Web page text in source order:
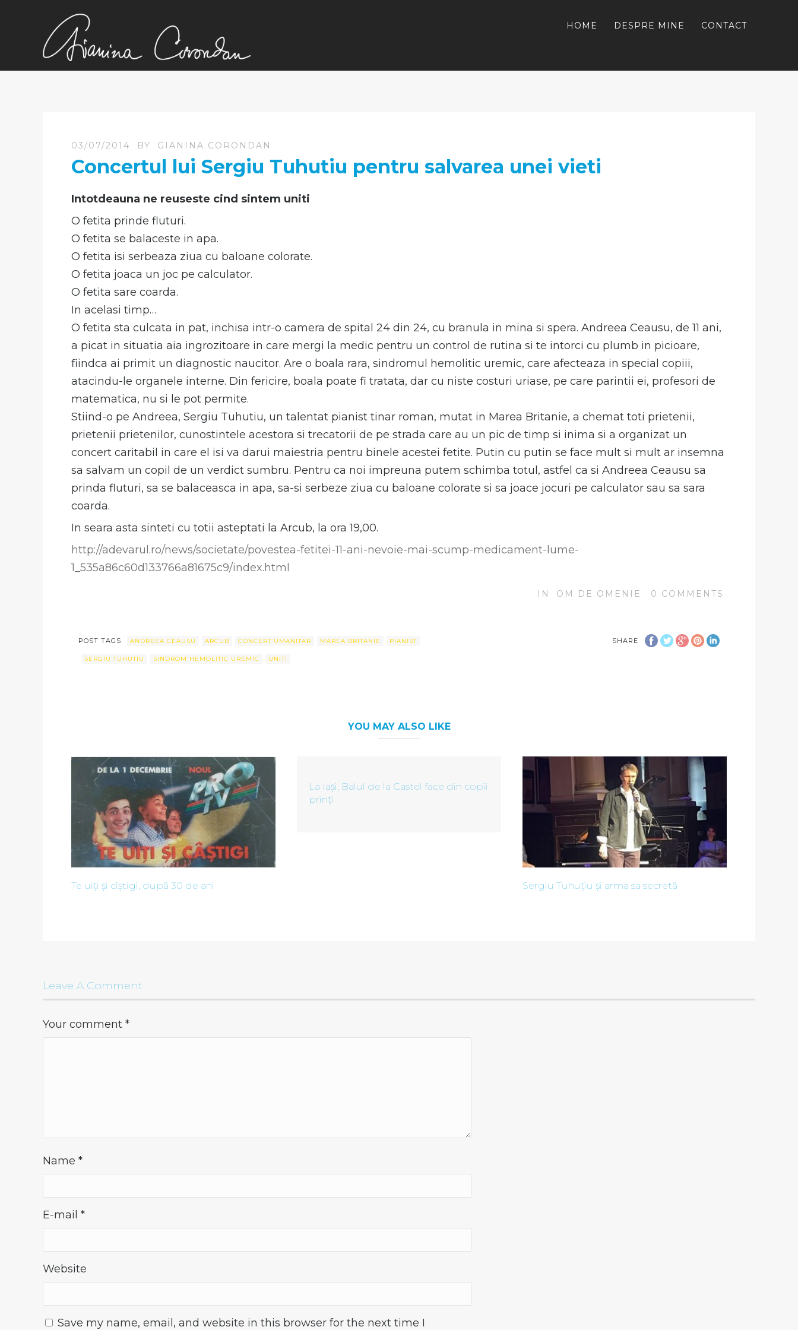
HOME DESPRE MINE CONTACT
03/07/2014 BY GIANINA CORONDAN
Concertul lui Sergiu Tuhutiu pentru salvarea unei vieti
Intotdeauna ne reuseste cind sintem uniti
O fetita prinde fluturi.
O fetita se balaceste in apa.
O fetita isi serbeaza ziua cu baloane colorate.
O fetita joaca un joc pe calculator.
O fetita sare coarda.
In acelasi timp…
O fetita sta culcata in pat, inchisa intr-o camera de spital 24 din 24, cu branula in mina si spera. Andreea Ceausu, de 11 ani,
a picat in situatia aia ingrozitoare in care mergi la medic pentru un control de rutina si te intorci cu plumb in picioare,
fiindca ai primit un diagnostic naucitor. Are o boala rara, sindromul hemolitic uremic, care afecteaza in special copiii,
atacindu-le organele interne. Din fericire, boala poate fi tratata, dar cu niste costuri uriase, pe care parintii ei, profesori de
matematica, nu si le pot permite.
Stiind-o pe Andreea, Sergiu Tuhutiu, un talentat pianist tinar roman, mutat in Marea Britanie, a chemat toti prietenii,
prietenii prietenilor, cunostintele acestora si trecatorii de pe strada care au un pic de timp si inima si a organizat un
concert caritabil in care el isi va darui maiestria pentru binele acestei fetite. Putin cu putin se face mult si mult ar insemna
sa salvam un copil de un verdict sumbru. Pentru ca noi impreuna putem schimba totul, astfel ca si Andreea Ceausu sa
prinda fluturi, sa se balaceasca in apa, sa-si serbeze ziua cu baloane colorate si sa joace jocuri pe calculator sau sa sara
coarda.
In seara asta sinteti cu totii asteptati la Arcub, la ora 19,00.
http://adevarul.ro/news/societate/povestea-fetitei-11-ani-nevoie-mai-scump-medicament-lume-
1_535a86c60d133766a81675c9/index.html
IN OM DE OMENIE 0 COMMENTS
SHARE
POST TAGS ANDREEA CEAUSU ARCUB CONCERT UMANITAR MAREA BRITANIE PIANIST
SERGIU TUHUTIU SINDROM HEMOLITIC UREMIC UNITI
YOU MAY ALSO LIKE
Te uiți și cîștigi, după 30 de ani
La Iași, Balul de la Castel face din copii
prinți
Sergiu Tuhuțiu și arma sa secretă
Leave A Comment
Your comment *
Name *
E-mail *
Website
Save my name, email, and website in this browser for the next time I